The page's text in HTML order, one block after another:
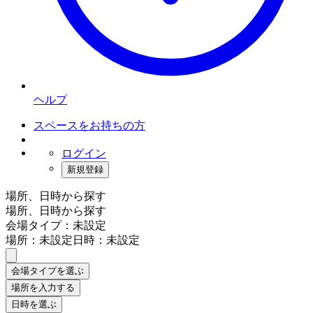
ヘルプ
スペースをお持ちの方
ログイン
新規登録
場所、日時から探す
場所、日時から探す
会場タイプ：未設定
場所：未設定日時：未設定
会場タイプを選ぶ
場所を入力する
日時を選ぶ